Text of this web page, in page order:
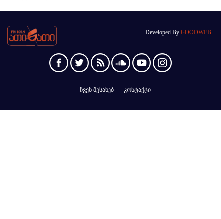
Developed By GOODWEB
ჩვენ შესახებ კონტაქტი